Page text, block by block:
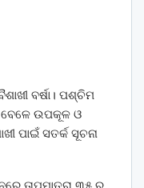
ବର୍ଷା। ପଶ୍ଚିମ
ବେଳେ ଉପକୂଳ ଓ
ପାଇଁ ସତର୍କ ସୂଚନା